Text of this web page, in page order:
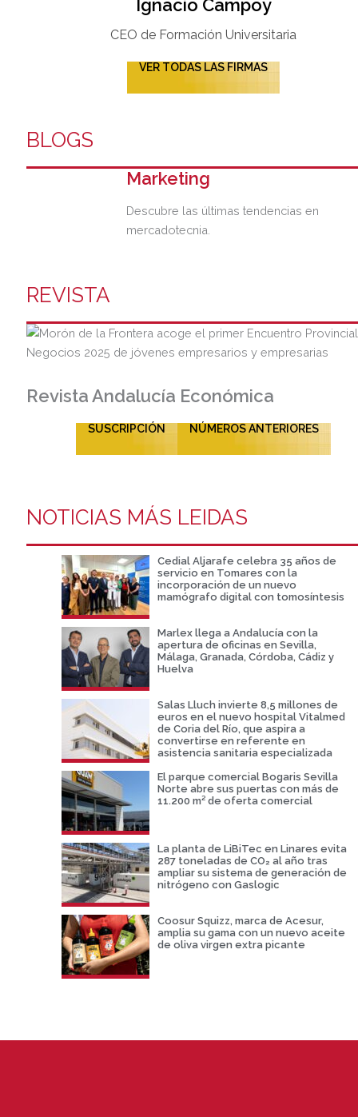
Ignacio Campoy​
CEO de Formación Universitaria​
VER TODAS LAS FIRMAS
BLOGS
Marketing
Descubre las últimas tendencias en
mercadotecnia.
REVISTA
Revista Andalucía Económica
SUSCRIPCIÓN NÚMEROS ANTERIORES
NOTICIAS MÁS LEIDAS
Cedial Aljarafe celebra 35 años de
servicio en Tomares con la
incorporación de un nuevo
mamógrafo digital con tomosíntesis
Marlex llega a Andalucía con la
apertura de oficinas en Sevilla,
Málaga, Granada, Córdoba, Cádiz y
Huelva
Salas Lluch invierte 8,5 millones de
euros en el nuevo hospital Vitalmed
de Coria del Río, que aspira a
convertirse en referente en
asistencia sanitaria especializada
El parque comercial Bogaris Sevilla
Norte abre sus puertas con más de
11.200 m² de oferta comercial
La planta de LiBiTec en Linares evita
287 toneladas de CO₂ al año tras
ampliar su sistema de generación de
nitrógeno con Gaslogic
Coosur Squizz, marca de Acesur,
amplia su gama con un nuevo aceite
de oliva virgen extra picante